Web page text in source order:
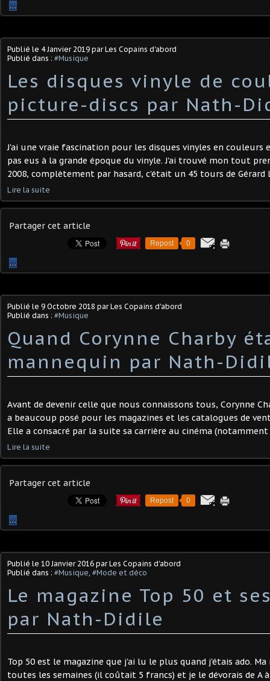
…
Publié le 4 Janvier 2019 par Les Copains d'abord
Publié dans : #Musique
Les disques vinyle de
picture-discs par Nath-
J'ai une vraie fascination pour les disques vinyles en
pas eus à la grande époque du vinyle. J'ai trouvé mon tout
2008, complètement par hasard, c'était un 45 tours de Gérard
Lire la suite
Partager cet article
Repost 0
…
Publié le 9 Octobre 2018 par Les Copains d'abord
Publié dans : #Musique
Quand Corynne Charby
mannequin par Nath-
Avant de devenir celle que nous connaissons tous, Corynne
a beaucoup posé pour les magazines et les catalogues de
Elle a consacré par la suite sa carrière au cinéma (notamment
Lire la suite
Partager cet article
Repost 0
…
Publié le 10 Janvier 2016 par Les Copains d'abord
Publié dans : #Musique #Mode et déco
Le magazine Top 50 et
par Nath-Didile
Top 50 est le magazine que j'ai lu le plus quand j'étais ado.
toutes les semaines (il coûtait 5 francs) et je le dévorais de A